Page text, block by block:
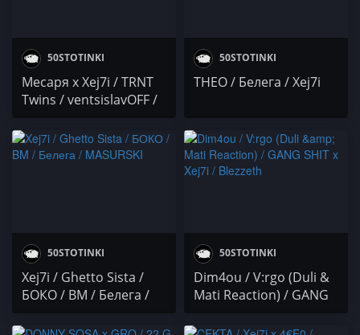
50STOTINKI
Месаря x Xej7i / TRNT
Twins / ventsislavOFF /
50STOTINKI
THEO / Белега / Xej7i
50STOTINKI
Xej7i / Ghetto Sista /
БОКО / BM / Белега /
50STOTINKI
Dim4ou / V:rgo (Duli &
Mati Reaction) / GANG